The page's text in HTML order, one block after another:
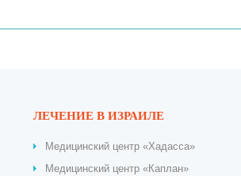
ЛЕЧЕНИЕ В ИЗРАИЛЕ
Медицинский центр «Хадасса»
Медицинский центр «Каплан»